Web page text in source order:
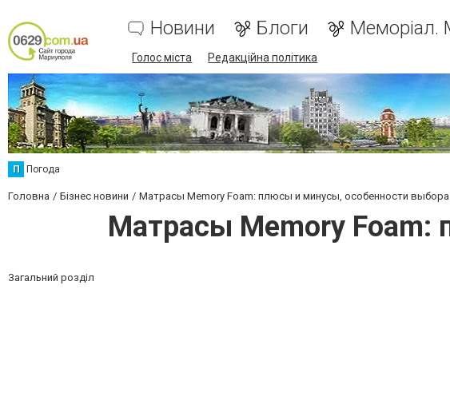
Новини Блоги Меморіал.
Голос міста Редакційна політика
П Погода
Головна Бізнес новини Матрасы Memory Foam: плюсы и минусы, особенности выбора
Матрасы Memory Foam:
Загальний розділ